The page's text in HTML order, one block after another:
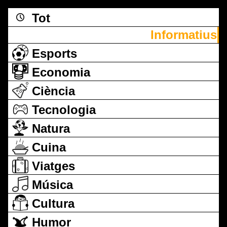
Tot
Informatius
Esports
Economia
Ciència
Tecnologia
Natura
Cuina
Viatges
Música
Cultura
Humor